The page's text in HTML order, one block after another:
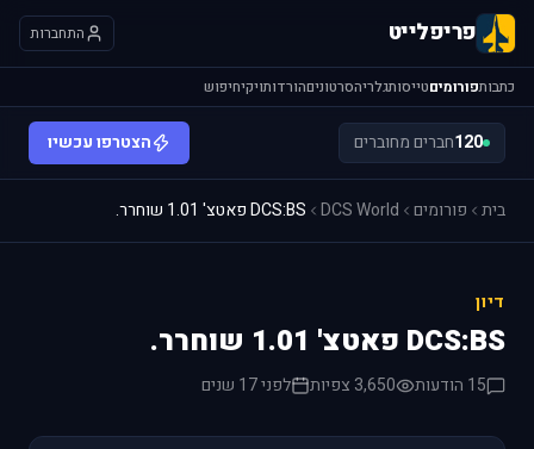
פריפלייט התחברות
כתבותפורומיםטייסותגלריהסרטוניםהורדותויקיחיפוש
120חברים מחוברים הצטרפו עכשיו
בית פורומים DCS World DCS:BS פאטצ' 1.01 שוחרר.
דיון
DCS:BS פאטצ' 1.01 שוחרר.
15 הודעות 3,650 צפיות לפני 17 שנים